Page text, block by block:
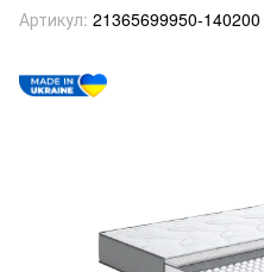
Артикул: 21365699950-140200